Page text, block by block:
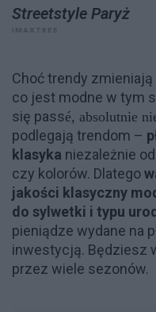
Streetstyle Paryż
Choć trendy
co jest modne w tym
się passé, absolutnie
podlegają trendom –
klasyka niezależnie
czy kolorów. Dlatego
jakości klasyczny
do sylwetki i typu
pieniądze wydane na
inwestycją. Będziesz
przez wiele sezonów.